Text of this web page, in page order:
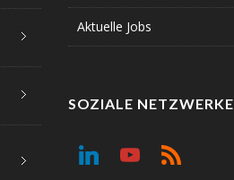
Aktuelle Jobs
SOZIALE NETZWERKE